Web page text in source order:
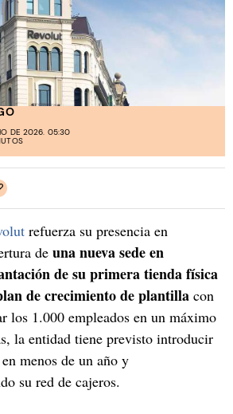
DE 2026. 05:30
refuerza su presencia en
de una nueva sede en
de su primera tienda física
de crecimiento de plantilla con
los 1.000 empleados en un máximo
la entidad tiene previsto introducir
menos de un año y
su red de cajeros.